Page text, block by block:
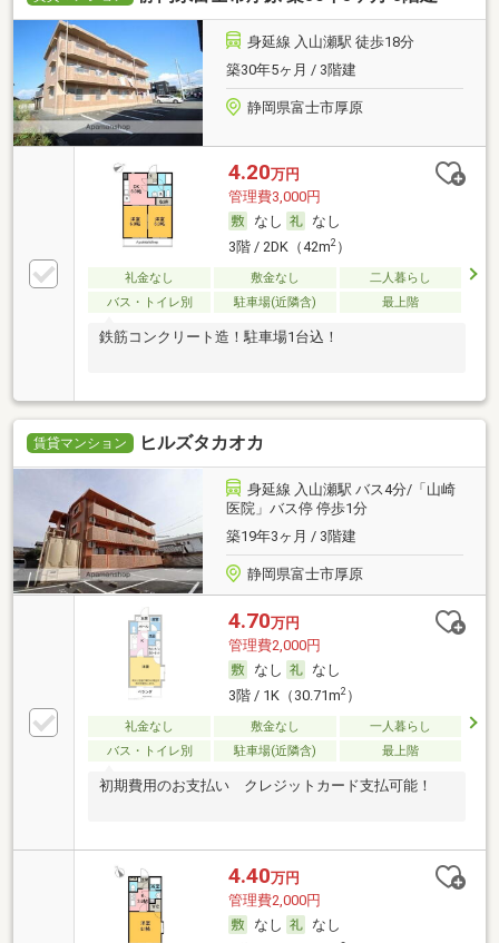
身延線 入山瀬駅 徒歩18分
築30年5ヶ月 / 3階建
静岡県富士市厚原
4.20万円
管理費3,000円
なし
なし
3階 / 2DK（42m2）
礼金なし 敷金なし
二人暮らし
バス・トイレ別
駐車場(近隣含) 最上階
鉄筋コンクリート造！駐車場1台込！
賃貸マンション ヒルズタカオカ
身延線 入山瀬駅 バス4分/「山崎
医院」バス停 停歩1分
築19年3ヶ月 / 3階建
静岡県富士市厚原
4.70万円
管理費2,000円
なし
なし
3階 / 1K（30.71m2）
礼金なし 敷金なし
一人暮らし
バス・トイレ別
駐車場(近隣含) 最上階
初期費用のお支払い クレジットカード支払可能！
4.40万円
管理費2,000円
なし
なし